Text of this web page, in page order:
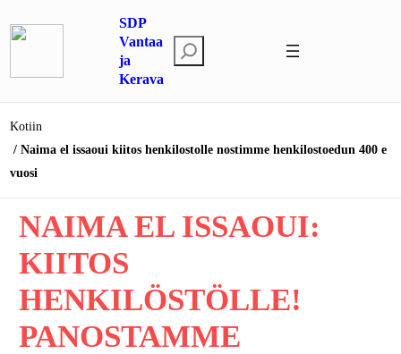
sisältöön
SDP
Vantaa
ja
Kerava
t
Kotiin
Naima el issaoui kiitos henkilostolle nostimme henkilostoedun 400 e
vuosi
NAIMA EL ISSAOUI:
KIITOS
HENKILÖSTÖLLE!
PANOSTAMME